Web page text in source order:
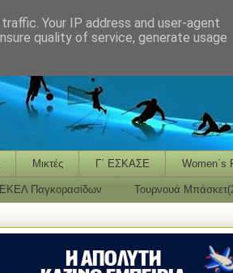
Μικτές Γ΄ ΕΣΚΑΣΕ Women΄s
Παγκορασίδων Τουρνουά
Your IP address and user-agent
quality of service, generate usage